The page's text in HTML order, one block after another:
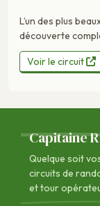
L’un des plus
découverte
Voir le circuit
Capitaine
Quelque soit
circuits de
et tour